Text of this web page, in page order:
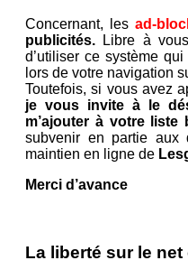
Concernant, les ad-
publicités. Libre à
d’utiliser ce système
lors de votre navigation
Toutefois, si vous avez
je vous invite à le
m’ajouter à votre liste
subvenir en partie aux
maintien en ligne de
Merci d’avance
La liberté sur le net